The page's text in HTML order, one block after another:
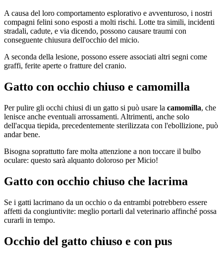
A causa del loro comportamento esplorativo e avventuroso, i nostri
compagni felini sono esposti a molti rischi. Lotte tra simili, incidenti
stradali, cadute, e via dicendo, possono causare traumi con
conseguente chiusura dell'occhio del micio.
A seconda della lesione, possono essere associati altri segni come
graffi, ferite aperte o fratture del cranio.
Gatto con occhio chiuso e camomilla
Per pulire gli occhi chiusi di un gatto si può usare la camomilla, che
lenisce anche eventuali arrossamenti. Altrimenti, anche solo
dell'acqua tiepida, precedentemente sterilizzata con l'ebollizione, può
andar bene.
Bisogna soprattutto fare molta attenzione a non toccare il bulbo
oculare: questo sarà alquanto doloroso per Micio!
Gatto con occhio chiuso che lacrima
Se i gatti lacrimano da un occhio o da entrambi potrebbero essere
affetti da congiuntivite: meglio portarli dal veterinario affinché possa
curarli in tempo.
Occhio del gatto chiuso e con pus